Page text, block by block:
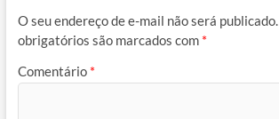
O seu endereço de e-mail não será publicado.
obrigatórios são marcados com *
Comentário *